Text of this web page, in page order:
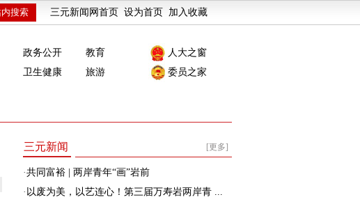
三元新闻网首页 设为首页 加入收藏
政务公开 教育
人大之窗
卫生健康 旅游 委员之家
[更多]
三元新闻
·共同富裕 | 两岸青年“画”岩前
· 以废为美，以艺连心！第三届万寿岩两岸青 ...